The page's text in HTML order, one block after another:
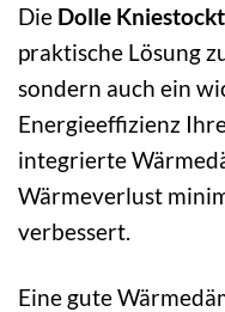
Die Dolle
praktische Lösung
sondern auch ein
Energieeffizienz
integrierte
Wärmeverlust
verbessert.
Eine gute